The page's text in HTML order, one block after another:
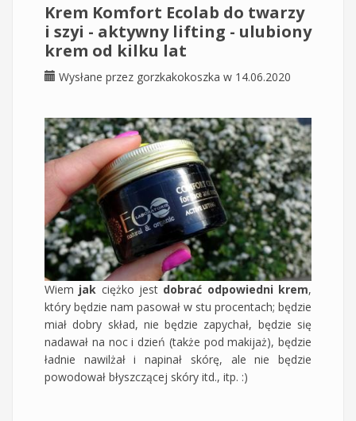
Krem Komfort Ecolab do twarzy
i szyi - aktywny lifting - ulubiony
krem od kilku lat
Wysłane przez gorzkakokoszka w 14.06.2020
Wiem jak ciężko jest dobrać odpowiedni krem,
który będzie nam pasował w stu procentach; będzie
miał dobry skład, nie będzie zapychał, będzie się
nadawał na noc i dzień (także pod makijaż), będzie
ładnie nawilżał i napinał skórę, ale nie będzie
powodował błyszczącej skóry itd., itp. :)